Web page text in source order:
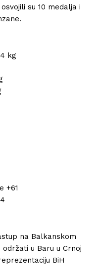
su 10 medalja i
kg
+61
na Balkanskom
u Baru u Crnoj
BiH